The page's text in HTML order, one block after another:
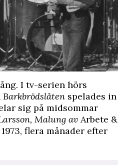
I tv-serien hörs
Barkbrödslåten spelades in
sig på midsommar
Malung av Arbete &
flera månader efter